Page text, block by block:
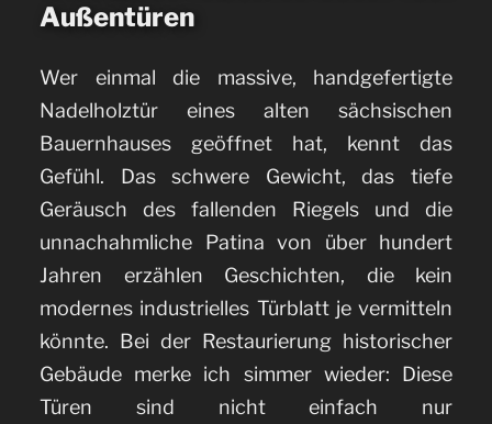
Außentüren
Wer einmal die massive, handgefertigte
Nadelholztür eines alten sächsischen
Bauernhauses geöffnet hat, kennt das
Gefühl. Das schwere Gewicht, das tiefe
Geräusch des fallenden Riegels und die
unnachahmliche Patina von über hundert
Jahren erzählen Geschichten, die kein
modernes industrielles Türblatt je vermitteln
könnte. Bei der Restaurierung historischer
Gebäude merke ich simmer wieder: Diese
Türen sind nicht einfach nur